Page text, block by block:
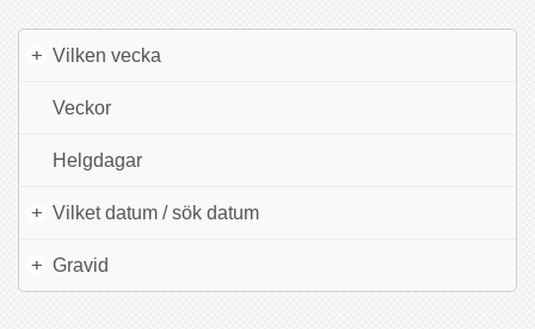
+ Vilken vecka
Veckor
Helgdagar
+ Vilket datum / sök datum
+ Gravid